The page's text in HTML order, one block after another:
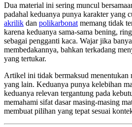
Dua material ini sering muncul
padahal keduanya punya karakter yang
akrilik dan polikarbonat memang tidak
karena keduanya sama-sama bening,
sebagai pengganti kaca. Wajar jika
membedakannya, bahkan terkadang
yang tertukar.
Artikel ini tidak bermaksud menentukan
yang lain. Keduanya punya kelebihan
keduanya relevan tergantung pada
memahami sifat dasar masing-masing
membuat pilihan yang tepat sesuai